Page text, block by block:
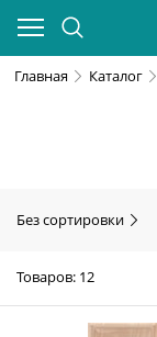
Главная Каталог
Без сортировки
Товаров: 12